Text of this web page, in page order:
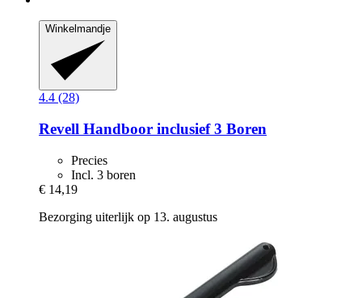
Winkelmandje
4.4 (28)
Revell Handboor inclusief 3 Boren
Precies
Incl. 3 boren
€ 14,19
Bezorging uiterlijk op 13. augustus